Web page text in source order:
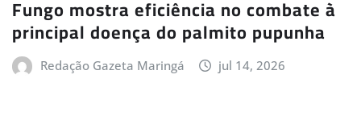
Fungo mostra eficiência no combate à
principal doença do palmito pupunha
Redação Gazeta Maringá jul 14, 2026